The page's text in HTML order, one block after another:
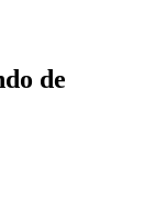
de